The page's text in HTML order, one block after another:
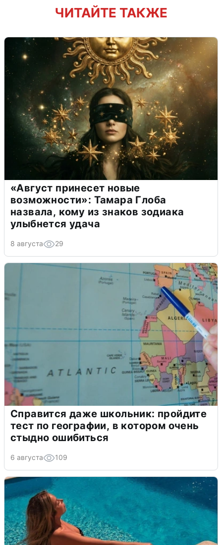
ЧИТАЙТЕ ТАКЖЕ
«Август принесет новые
возможности»: Тамара Глоба
назвала, кому из знаков зодиака
улыбнется удача
8 августа 29
Справится даже школьник: пройдите
тест по географии, в котором очень
стыдно ошибиться
6 августа 109